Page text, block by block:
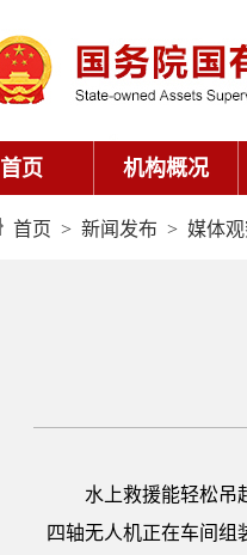
首页 机构概况
首页 > 新闻发布 > 媒体
水上救援能轻松吊
四轴无人机正在车间组